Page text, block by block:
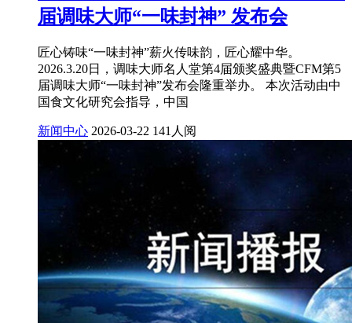
届调味大师“一味封神” 发布会
匠心铸味“一味封神”薪火传味韵，匠心耀中华。
2026.3.20日，调味大师名人堂第4届颁奖盛典暨CFM第5
届调味大师“一味封神”发布会隆重举办。 本次活动由中
国食文化研究会指导，中国
新闻中心 2026-03-22 141人阅